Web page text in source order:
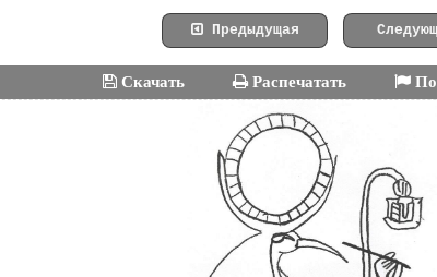
Предыдущая
Скачать Распечатать